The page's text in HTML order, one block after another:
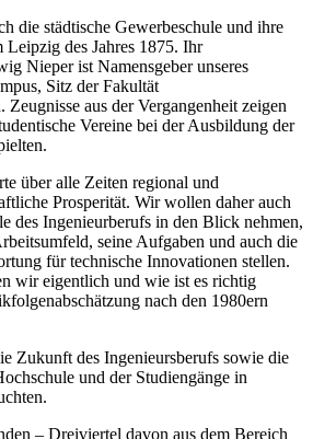
die städtische Gewerbeschule und ihre
Leipzig des Jahres 1875. Ihr
Nieper ist Namensgeber unseres
Sitz der Fakultät
Zeugnisse aus der Vergangenheit zeigen
Vereine bei der Ausbildung der
über alle Zeiten regional und
Prosperität. Wir wollen daher auch
des Ingenieurberufs in den Blick nehmen,
seine Aufgaben und auch die
für technische Innovationen stellen.
wir eigentlich und wie ist es richtig
nach den 1980ern
Zukunft des Ingenieursberufs sowie die
und der Studiengänge in
– Dreiviertel davon aus dem Bereich